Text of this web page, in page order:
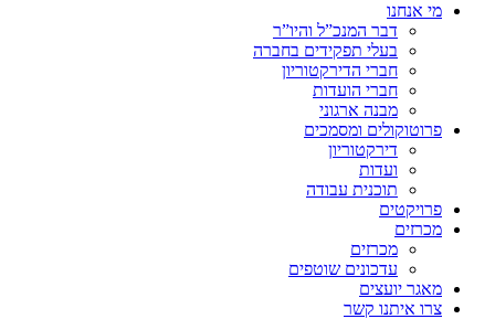
מי אנחנו
דבר המנכ”ל והיו”ר
בעלי תפקידים בחברה
חברי הדירקטוריון
חברי הועדות
מבנה ארגוני
פרוטוקולים ומסמכים
דירקטוריון
ועדות
תוכנית עבודה
פרויקטים
מכרזים
מכרזים
עדכונים שוטפים
מאגר יועצים
צרו איתנו קשר